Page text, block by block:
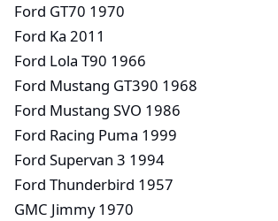
Ford GT70 1970
Ford Ka 2011
Ford Lola T90 1966
Ford Mustang GT390 1968
Ford Mustang SVO 1986
Ford Racing Puma 1999
Ford Supervan 3 1994
Ford Thunderbird 1957
GMC Jimmy 1970